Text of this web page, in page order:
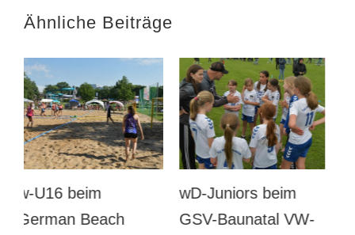
Ähnliche Beiträge
wD beim GSV-
Baunatal VW-Cup
Männer
Vorbereitung gegen